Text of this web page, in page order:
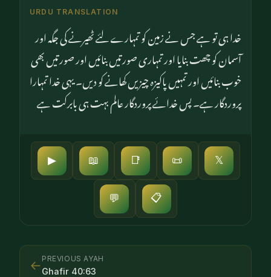
URDU TRANSLATION
خدا ہی تو ہے جس نے زمین کو تمہارے لئے ٹھیرنے کی جگہ اور
آسمان کو چھت بنایا اور تمہاری صورتیں بنائیں اور صورتیں بھی
خوب بنائیں اور تمہیں پاکیزہ چیزیں کھانے کو دیں۔ یہی خدا تمہارا
پروردگار ہے۔ پس خدائے پروردگار عالم بہت ہی بابرکت ہے
▶ 📖 📑 📜 𝕏
💬 📋
← PREVIOUS AYAH
Ghafir 40:63